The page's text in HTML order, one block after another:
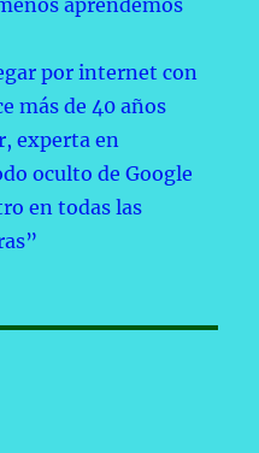
aprendemos
por internet con
más de 40 años
experta en
oculto de Google
en todas las